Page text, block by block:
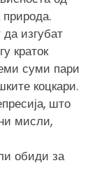
изгубат
краток
суми пари
коцкари.
што
мисли,
обиди за